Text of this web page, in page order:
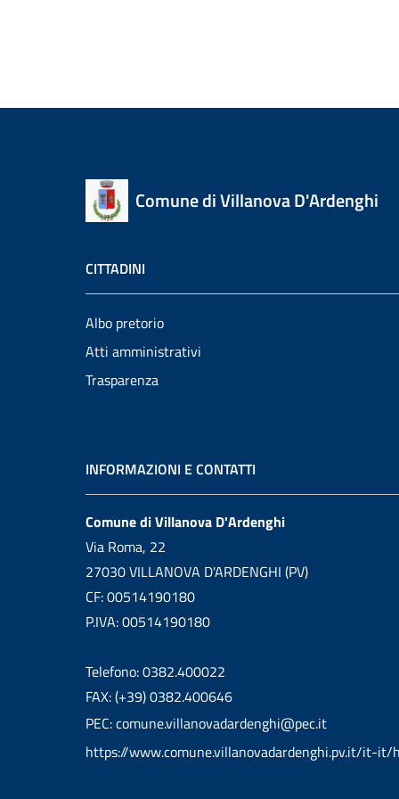
Comune di Villanova D'Ardenghi
CITTADINI
Albo pretorio
Atti amministrativi
Trasparenza
INFORMAZIONI E CONTATTI
Comune di Villanova D'Ardenghi
Via Roma, 22
27030 VILLANOVA D'ARDENGHI (PV)
CF: 00514190180
P.IVA: 00514190180
Telefono: 0382.400022
FAX: (+39) 0382.400646
PEC: comune.villanovadardenghi@pec.it
https://www.comune.villanovadardenghi.pv.it/it-it/